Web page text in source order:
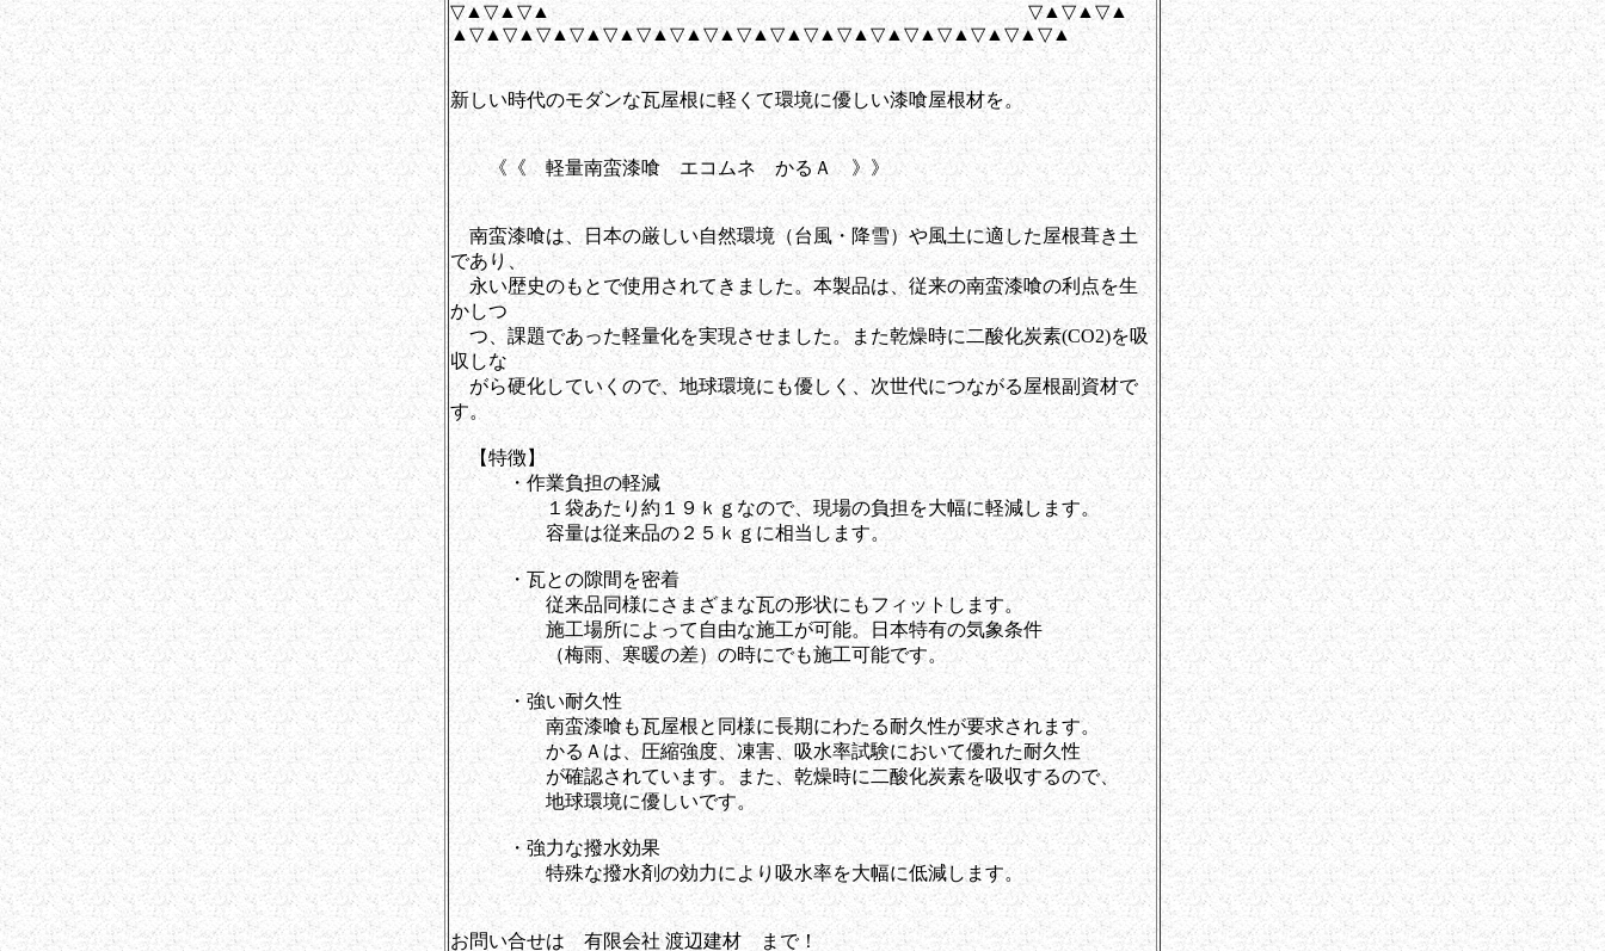
▽▲▽▲▽▲ ▽▲▽▲▽▲
▲▽▲▽▲▽▲▽▲▽▲▽▲▽▲▽▲▽▲▽▲▽▲▽▲▽▲▽▲▽▲▽▲▽▲▽▲
新しい時代のモダンな瓦屋根に軽くて環境に優しい漆喰屋根材を。
《《 軽量南蛮漆喰 エコムネ かるＡ 》》
南蛮漆喰は、日本の厳しい自然環境（台風・降雪）や風土に適した屋根葺き土
であり、
永い歴史のもとで使用されてきました。本製品は、従来の南蛮漆喰の利点を生
かしつ
つ、課題であった軽量化を実現させました。また乾燥時に二酸化炭素(CO2)を吸
収しな
がら硬化していくので、地球環境にも優しく、次世代につながる屋根副資材で
す。
【特徴】
・作業負担の軽減
１袋あたり約１９ｋｇなので、現場の負担を大幅に軽減します。
容量は従来品の２５ｋｇに相当します。
・瓦との隙間を密着
従来品同様にさまざまな瓦の形状にもフィットします。
施工場所によって自由な施工が可能。日本特有の気象条件
（梅雨、寒暖の差）の時にでも施工可能です。
・強い耐久性
南蛮漆喰も瓦屋根と同様に長期にわたる耐久性が要求されます。
かるＡは、圧縮強度、凍害、吸水率試験において優れた耐久性
が確認されています。また、乾燥時に二酸化炭素を吸収するので、
地球環境に優しいです。
・強力な撥水効果
特殊な撥水剤の効力により吸水率を大幅に低減します。
お問い合せは 有限会社 渡辺建材 まで！